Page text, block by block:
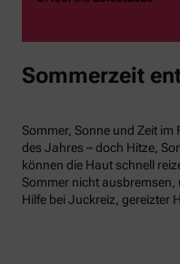
Sommerzeit
Sommer, Sonne und Zeit
des Jahres – doch Hitze,
können die Haut schnell
Sommer nicht ausbremsen,
Hilfe bei Juckreiz, gereizter